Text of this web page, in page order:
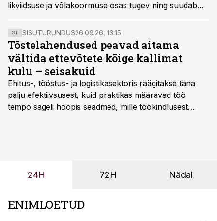
likviidsuse ja võlakoormuse osas tugev ning suudab
kriisile vastu seista, kirjutab Swedbanki metsa- ja
puidutööstuse sektorijuht Alvar Mällo puidutööstuse
TOPi tulemusi kommenteerides.
ST SISUTURUNDUS26.06.26, 13:15
Tõstelahendused peavad aitama
vältida ettevõtete kõige kallimat
kulu – seisakuid
Ehitus-, tööstus- ja logistikasektoris räägitakse täna
palju efektiivsusest, kuid praktikas määravad töö
tempo sageli hoopis seadmed, mille töökindlusest
24H 72H Nädal
ENIMLOETUD